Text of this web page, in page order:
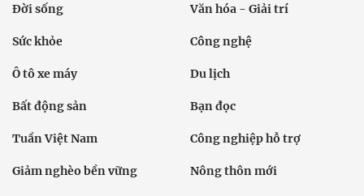
Đời sống Văn hóa - Giải trí
Sức khỏe Công nghệ
Ô tô xe máy Du lịch
Bất động sản Bạn đọc
Tuần Việt Nam Công nghiệp hỗ trợ
Giảm nghèo bền vững Nông thôn mới